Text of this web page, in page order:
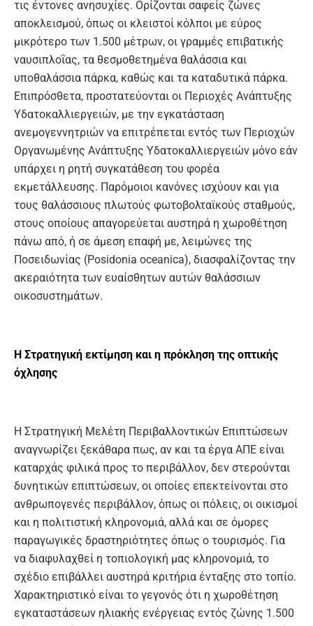
τις έντονες ανησυχίες. Ορίζονται σαφείς ζώνες
αποκλεισμού, όπως οι κλειστοί κόλποι με εύρος
μικρότερο των 1.500 μέτρων, οι γραμμές επιβατικής
ναυσιπλοΐας, τα θεσμοθετημένα θαλάσσια και
υποθαλάσσια πάρκα, καθώς και τα καταδυτικά πάρκα.
Επιπρόσθετα, προστατεύονται οι Περιοχές Ανάπτυξης
Υδατοκαλλιεργειών, με την εγκατάσταση
ανεμογεννητριών να επιτρέπεται εντός των Περιοχών
Οργανωμένης Ανάπτυξης Υδατοκαλλιεργειών μόνο εάν
υπάρχει η ρητή συγκατάθεση του φορέα
εκμετάλλευσης. Παρόμοιοι κανόνες ισχύουν και για
τους θαλάσσιους πλωτούς φωτοβολταϊκούς σταθμούς,
στους οποίους απαγορεύεται αυστηρά η χωροθέτηση
πάνω από, ή σε άμεση επαφή με, λειμώνες της
Ποσειδωνίας (Posidonia oceanica), διασφαλίζοντας την
ακεραιότητα των ευαίσθητων αυτών θαλάσσιων
οικοσυστημάτων.
Η Στρατηγική εκτίμηση και η πρόκληση της οπτικής
όχλησης
Η Στρατηγική Μελέτη Περιβαλλοντικών Επιπτώσεων
αναγνωρίζει ξεκάθαρα πως, αν και τα έργα ΑΠΕ είναι
καταρχάς φιλικά προς το περιβάλλον, δεν στερούνται
δυνητικών επιπτώσεων, οι οποίες επεκτείνονται στο
ανθρωπογενές περιβάλλον, όπως οι πόλεις, οι οικισμοί
και η πολιτιστική κληρονομιά, αλλά και σε όμορες
παραγωγικές δραστηριότητες όπως ο τουρισμός. Για
να διαφυλαχθεί η τοπιολογική μας κληρονομιά, το
σχέδιο επιβάλλει αυστηρά κριτήρια ένταξης στο τοπίο.
Χαρακτηριστικό είναι το γεγονός ότι η χωροθέτηση
εγκαταστάσεων ηλιακής ενέργειας εντός ζώνης 1.500